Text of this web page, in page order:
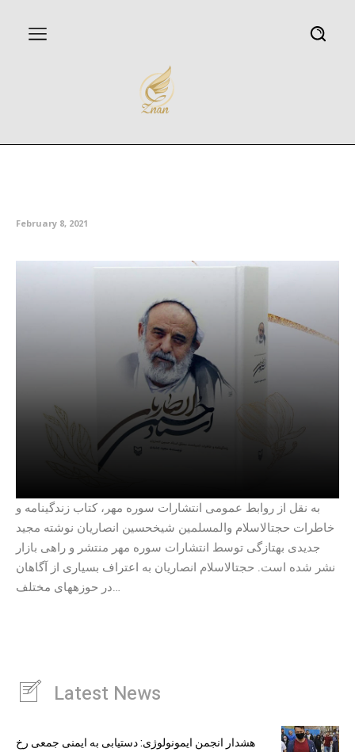
February 8, 2021
به نقل از روابط عمومی انتشارات سوره مهر، کتاب زندگینامه و
خاطرات حجتالاسلام والمسلمین شیخحسین انصاریان نوشته مجید
جدیدی بهتازگی توسط انتشارات سوره مهر منتشر و راهی بازار
نشر شده است. حجتالاسلام انصاریان به اعتراف بسیاری از آگاهان
در حوزههای مختلف…
Latest News
هشدار انجمن ایمونولوژی: دستیابی به ایمنی جمعی رخ